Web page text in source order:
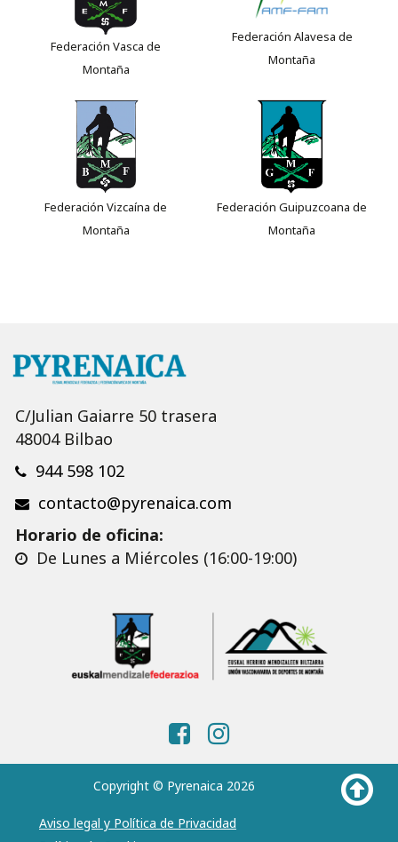
Federación Vasca de
Montaña
Federación Alavesa de
Montaña
Federación Vizcaína de
Montaña
Federación Guipuzcoana de
Montaña
C/Julian Gaiarre 50 trasera
48004 Bilbao
944 598 102
contacto@pyrenaica.com
Horario de oficina:
De Lunes a Miércoles (16:00-19:00)
Copyright © Pyrenaica 2026
Aviso legal y Política de Privacidad